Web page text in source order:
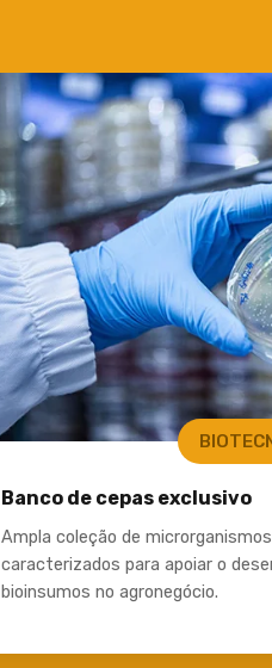
Banco de cepas exclusivo ​
Ampla coleção de
caracterizados para apoiar o
bioinsumos no agronegócio.